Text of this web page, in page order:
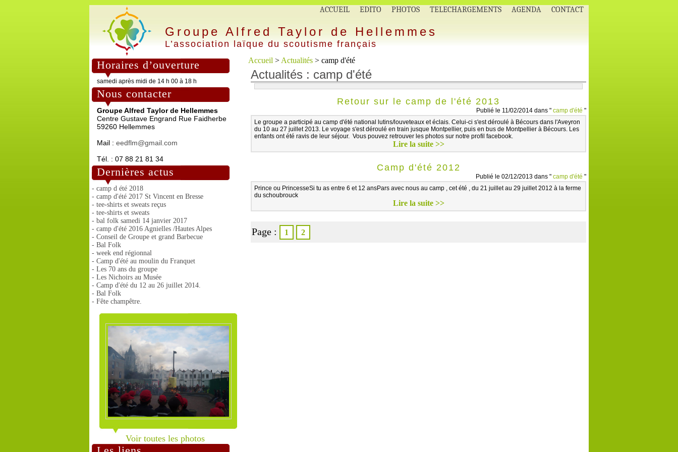
ACCUEIL EDITO PHOTOS TELECHARGEMENTS AGENDA CONTACT
Groupe Alfred Taylor de Hellemmes
L’association laïque du scoutisme français
Horaires d’ouverture
samedi après midi de 14 h 00 à 18 h
Nous contacter
Groupe Alfred Taylor de Hellemmes
Centre Gustave Engrand Rue Faidherbe
59260 Hellemmes
Mail : eedflm@gmail.com
Tél. : 07 88 21 81 34
Dernières actus
- camp d été 2018
- camp d'été 2017 St Vincent en Bresse
- tee-shirts et sweats reçus
- tee-shirts et sweats
- bal folk samedi 14 janvier 2017
- camp d'été 2016 Agnielles /Hautes Alpes
- Conseil de Groupe et grand Barbecue
- Bal Folk
- week end régionnal
- Camp d'été au moulin du Franquet
- Les 70 ans du groupe
- Les Nichoirs au Musée
- Camp d'été du 12 au 26 juillet 2014.
- Bal Folk
- Fête champêtre.
Voir toutes les photos
Accueil > Actualités > camp d'été
Actualités : camp d'été
Retour sur le camp de l'été 2013
Publié le 11/02/2014 dans " camp d'été "
Le groupe a participé au camp d'été national lutins/louveteaux et éclais. Celui-ci s'est déroulé à Bécours dans l'Aveyron
du 10 au 27 juillet 2013. Le voyage s'est déroulé en train jusque Montpellier, puis en bus de Montpellier à Bécours. Les
enfants ont été ravis de leur séjour. Vous pouvez retrouver les photos sur notre profil facebook.
Lire la suite >>
Camp d'été 2012
Publié le 02/12/2013 dans " camp d'été "
Prince ou PrincesseSi tu as entre 6 et 12 ansPars avec nous au camp , cet été , du 21 juillet au 29 juillet 2012 à la ferme
du schoubrouck
Lire la suite >>
Page : 1 2